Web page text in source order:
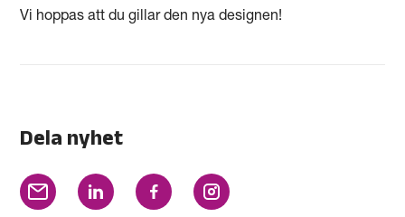
Vi hoppas att du gillar den nya designen!
Dela nyhet